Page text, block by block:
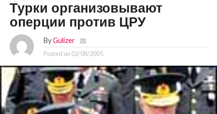
Турки организовывают
оперции против ЦРУ
By Gulizer
Posted on 02/08/2005